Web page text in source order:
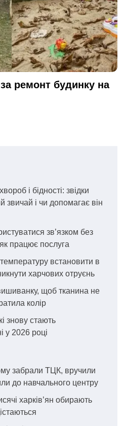
ремонт будинку на
і бідності: звідки
звичай і чи допомагає він
зв’язком без
працює послуга
встановити в
харчових отруєнь
щоб тканина не
колір
знову стають
у 2026 році
забрали ТЦК, вручили
до навчального центру
харків’ян обирають